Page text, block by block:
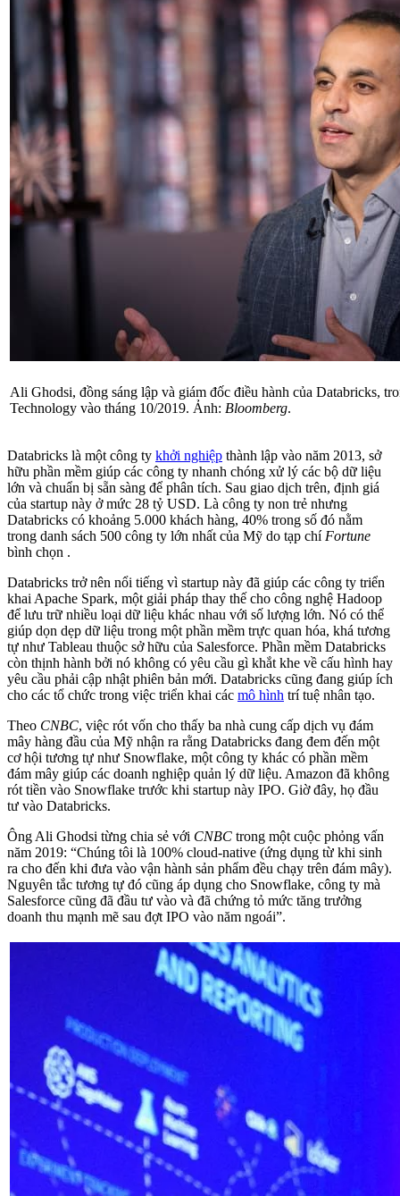
Ali Ghodsi, đồng sáng lập và giám đốc điều hành của Databricks,
Technology vào tháng 10/2019. Ảnh: Bloomberg.
Databricks là một công ty khởi nghiệp thành lập vào năm 2013, sở
hữu phần mềm giúp các công ty nhanh chóng xử lý các bộ dữ liệu
lớn và chuẩn bị sẵn sàng để phân tích. Sau giao dịch trên, định giá
của startup này ở mức 28 tỷ USD. Là công ty non trẻ nhưng
Databricks có khoảng 5.000 khách hàng, 40% trong số đó nằm
trong danh sách 500 công ty lớn nhất của Mỹ do tạp chí Fortune
bình chọn .
Databricks trở nên nổi tiếng vì startup này đã giúp các công ty triển
khai Apache Spark, một giải pháp thay thế cho công nghệ Hadoop
để lưu trữ nhiều loại dữ liệu khác nhau với số lượng lớn. Nó có thể
giúp dọn dẹp dữ liệu trong một phần mềm trực quan hóa, khá tương
tự như Tableau thuộc sở hữu của Salesforce. Phần mềm Databricks
còn thịnh hành bởi nó không có yêu cầu gì khắt khe về cấu hình hay
yêu cầu phải cập nhật phiên bản mới. Databricks cũng đang giúp ích
cho các tổ chức trong việc triển khai các mô hình trí tuệ nhân tạo.
Theo CNBC, việc rót vốn cho thấy ba nhà cung cấp dịch vụ đám
mây hàng đầu của Mỹ nhận ra rằng Databricks đang đem đến một
cơ hội tương tự như Snowflake, một công ty khác có phần mềm
đám mây giúp các doanh nghiệp quản lý dữ liệu. Amazon đã không
rót tiền vào Snowflake trước khi startup này IPO. Giờ đây, họ đầu
tư vào Databricks.
Ông Ali Ghodsi từng chia sẻ với CNBC trong một cuộc phỏng vấn
năm 2019: “Chúng tôi là 100% cloud-native (ứng dụng từ khi sinh
ra cho đến khi đưa vào vận hành sản phẩm đều chạy trên đám mây).
Nguyên tắc tương tự đó cũng áp dụng cho Snowflake, công ty mà
Salesforce cũng đã đầu tư vào và đã chứng tỏ mức tăng trưởng
doanh thu mạnh mẽ sau đợt IPO vào năm ngoái”.